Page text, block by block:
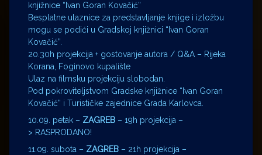
knjižnice “Ivan Goran Kovačić”
Besplatne ulaznice za predstavljanje knjige i izložbu
mogu se podići u Gradskoj knjižnici “Ivan Goran
Kovačić”.
20.30h projekcija + gostovanje autora / Q&A – Rijeka
Korana, Foginovo kupalište
Ulaz na filmsku projekciju slobodan.
Pod pokroviteljstvom Gradske knjižnice “Ivan Goran
Kovačić” i Turističke zajednice Grada Karlovca.
10.09. petak – ZAGREB – 19h projekcija –
> RASPRODANO!
11.09. subota – ZAGREB – 21h projekcija –